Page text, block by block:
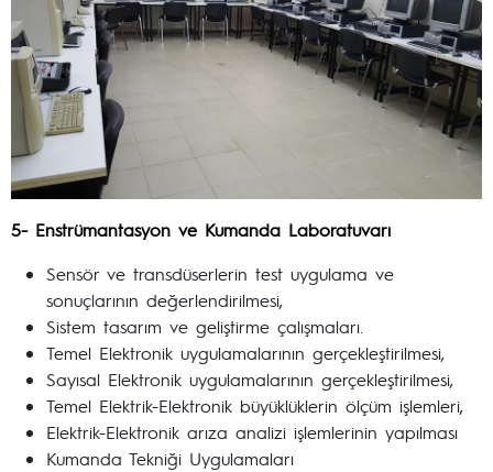
5- Enstrümantasyon ve Kumanda Laboratuvarı
Sensör ve transdüserlerin test uygulama ve
sonuçlarının değerlendirilmesi,
Sistem tasarım ve geliştirme çalışmaları.
Temel Elektronik uygulamalarının gerçekleştirilmesi,
Sayısal Elektronik uygulamalarının gerçekleştirilmesi,
Temel Elektrik-Elektronik büyüklüklerin ölçüm işlemleri,
Elektrik-Elektronik arıza analizi işlemlerinin yapılması
Kumanda Tekniği Uygulamaları